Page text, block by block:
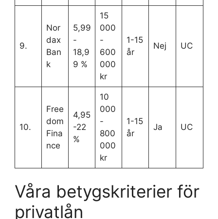
9.
Nor
dax
Ban
k
5,99
-
18,9
9 %
15
000
-
600
000
kr
1-15
år
Nej UC
10.
Free
dom
Fina
nce
4,95
-22
%
10
000
-
800
000
kr
1-15
år
Ja UC
Våra betygskriterier för
privatlån